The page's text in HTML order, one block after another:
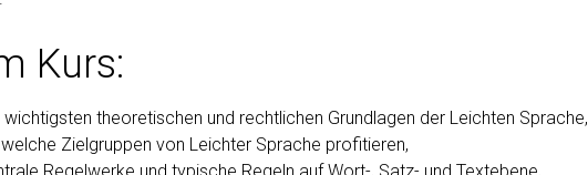
Kurs:
wichtigsten theoretischen und rechtlichen Grundlagen der Leichten Sprache,
Zielgruppen von Leichter Sprache profitieren,